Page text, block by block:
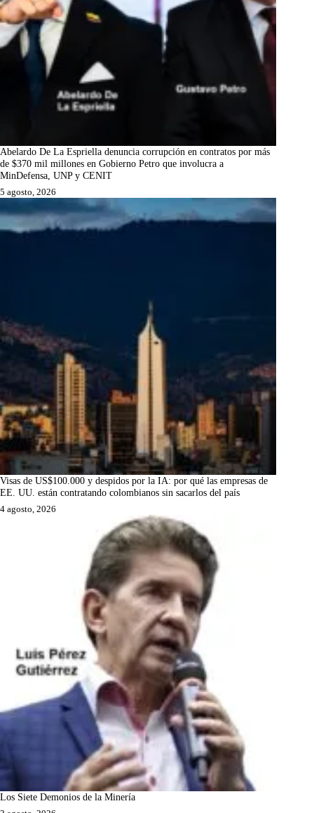
Abelardo De La Espriella denuncia corrupción en contratos por más
de $370 mil millones en Gobierno Petro que involucra a
MinDefensa, UNP y CENIT
5 agosto, 2026
Visas de US$100.000 y despidos por la IA: por qué las empresas de
EE. UU. están contratando colombianos sin sacarlos del país
4 agosto, 2026
Los Siete Demonios de la Minería